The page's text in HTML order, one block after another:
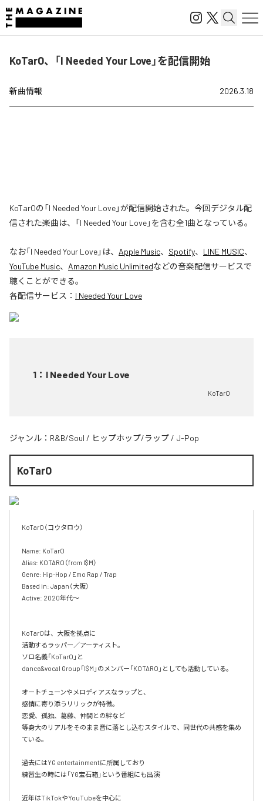
KoTarO、「I Needed Your Love」を配信開始
新曲情報 2026.3.18
KoTarOの「I Needed Your Love」が配信開始された。今回デジタル配
信された楽曲は、「I Needed Your Love」を含む全1曲となっている。
なお「I Needed Your Love」は、 Apple Music、 Spotify、 LINE MUSIC、
YouTube Music、 Amazon Music Unlimitedなどの音楽配信サービスで
聴くことができる。
各配信サービス： I Needed Your Love
1 ： I Needed Your Love
KoTarO
ジャンル： R&B/Soul / ヒップホップ/ラップ / J-Pop
KoTarO
KoTarO（コウタロウ）
Name: KoTarO
Alias: KOTARO（from I$M）
Genre: Hip-Hop / Emo Rap / Trap
Based in: Japan（大阪）
Active: 2020年代〜
KoTarOは、大阪を拠点に
活動するラッパー／アーティスト。
ソロ名義「KoTarO」と
dance&vocal Group「I$M」のメンバー「KOTARO」としても活動している。
オートチューンやメロディアスなラップと、
感情に寄り添うリリックが特徴。
恋愛、孤独、葛藤、仲間との絆など
等身大のリアルをそのまま音に落とし込むスタイルで、同世代の共感を集め
ている。
過去にはYG entertainmentに所属しており
練習生の時には「YG宝石箱」という番組にも出演
近年はTikTokやYouTubeを中心に